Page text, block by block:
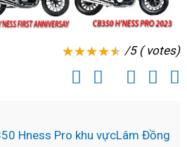
/5 ( votes)
Hness Pro khu vựcLâm Đồng